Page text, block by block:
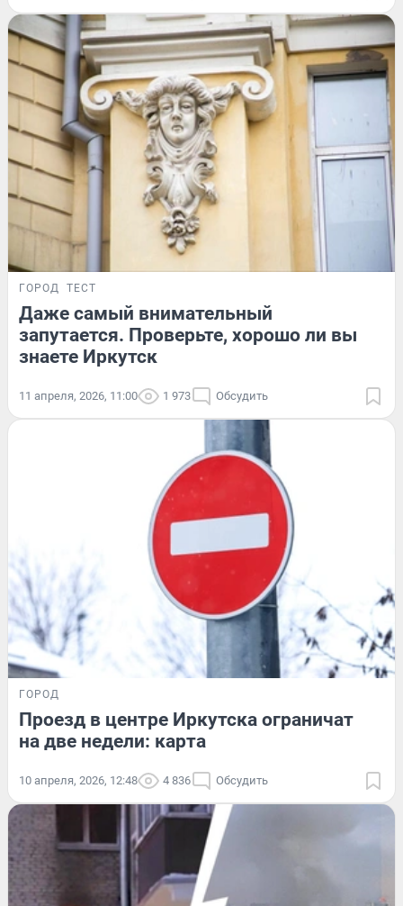
ГОРОД ТЕСТ
Даже самый внимательный
запутается. Проверьте, хорошо ли вы
знаете Иркутск
11 апреля, 2026, 11:00 1 973 Обсудить
ГОРОД
Проезд в центре Иркутска ограничат
на две недели: карта
10 апреля, 2026, 12:48 4 836 Обсудить